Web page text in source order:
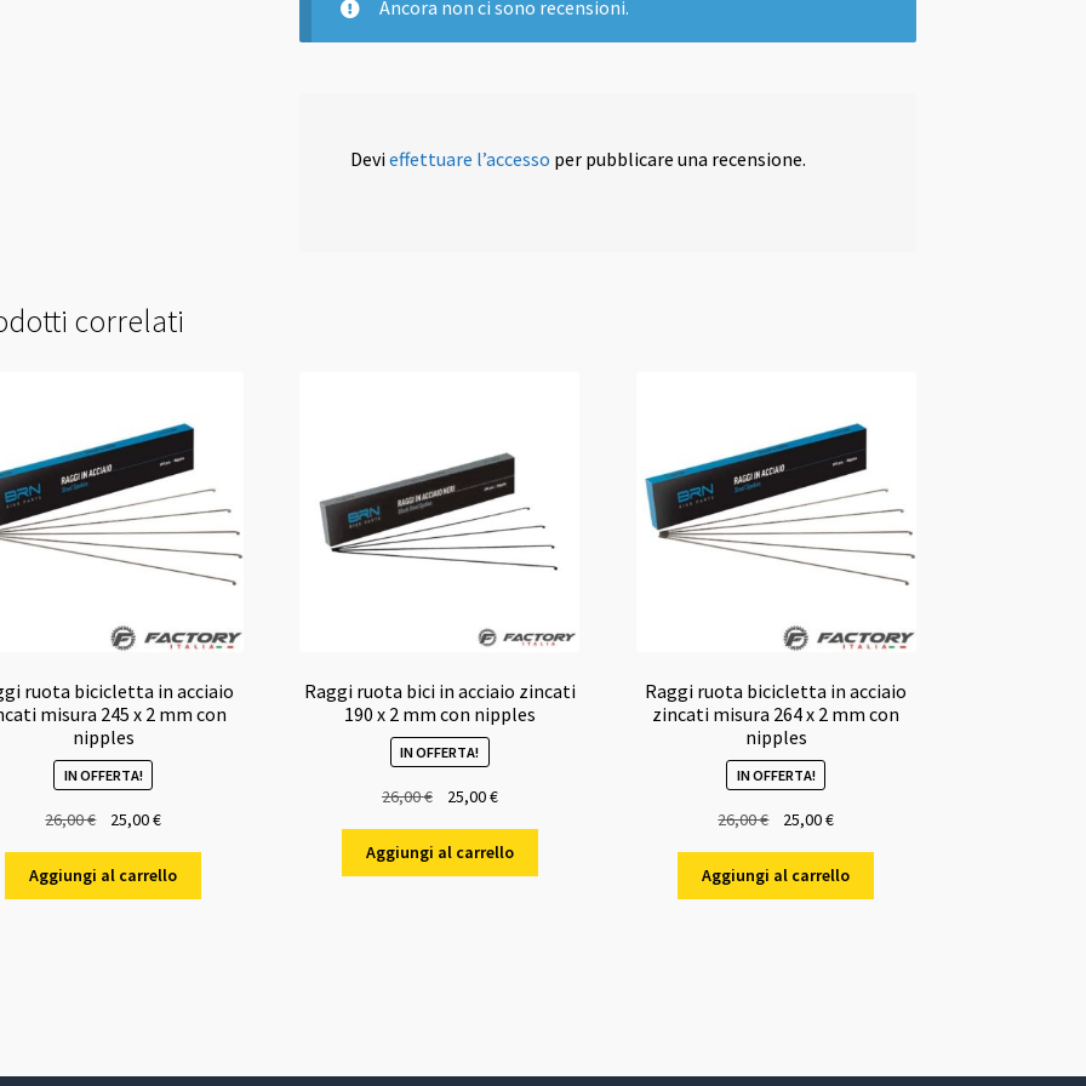
Ancora non ci sono recensioni.
Devieffettuare l’accesso per pubblicare una recensione.
correlati
ruota bicicletta in acciaio
misura 245 x 2 mm con
nipples
IN OFFERTA!
26,00€
originale
era:
25,00€Il
attuale
è:
Aggiungi al carrello
Raggi ruota bici in acciaio zincati
190 x 2 mm con nipples
IN OFFERTA!
26,00€
originale
era:
25,00€Il
attuale
è:
Aggiungi al carrello
Raggi ruota bicicletta in acciaio
zincati misura 264 x 2 mm con
nipples
IN OFFERTA!
26,00€
originale
era:
25,00€Il
attuale
è:
Aggiungi al carrello